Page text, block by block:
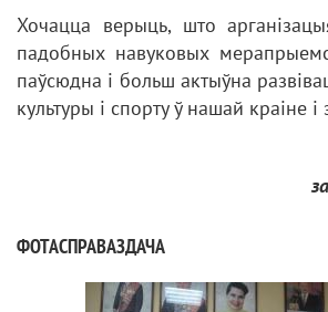
Хочацца верыць, што
падобных навуковых
паўсюдна і больш актыўна
культуры і спорту ў нашай краіне
ФОТАСПРАВАЗДАЧА